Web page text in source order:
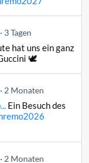
3 Tagen
hat uns ein ganz
🕊️
2 Monaten
Ein Besuch des
2 Monaten